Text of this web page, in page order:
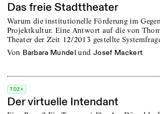
Das freie Stadttheater
Warum die institutionelle Förderung im
Projektkultur. Eine Antwort auf die von
Theater der Zeit 12/2013 gestellte
von Barbara Mundel und Josef Mackert
TDZ+
Der virtuelle Intendant